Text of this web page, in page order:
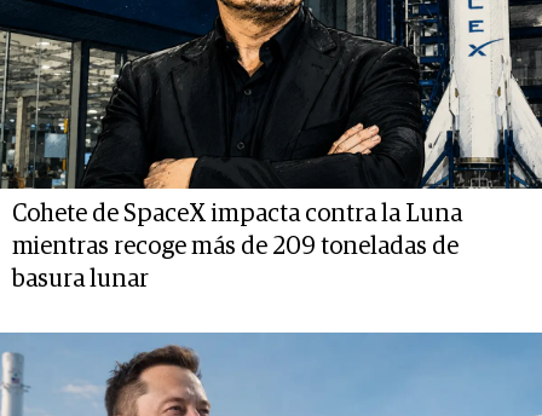
Cohete de SpaceX impacta contra la Luna
mientras recoge más de 209 toneladas de
basura lunar